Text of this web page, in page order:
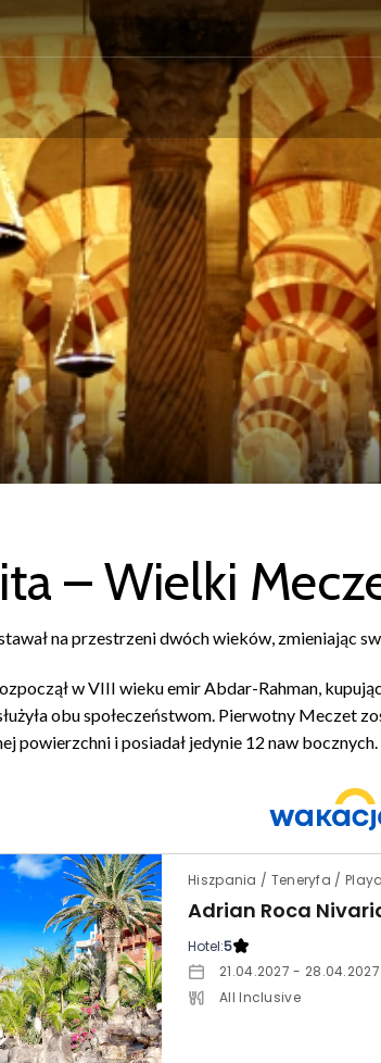
– Wielki
na przestrzeni dwóch wieków, zmieniając
w VIII wieku emir Abdar-Rahman,
obu społeczeństwom. Pierwotny Meczet
powierzchni i posiadał jedynie 12 naw bocznych.
Hiszpania / Teneryfa /
Adrian Roca
Hotel:5
21.04.2027 - 28.04.2027
All Inclusive